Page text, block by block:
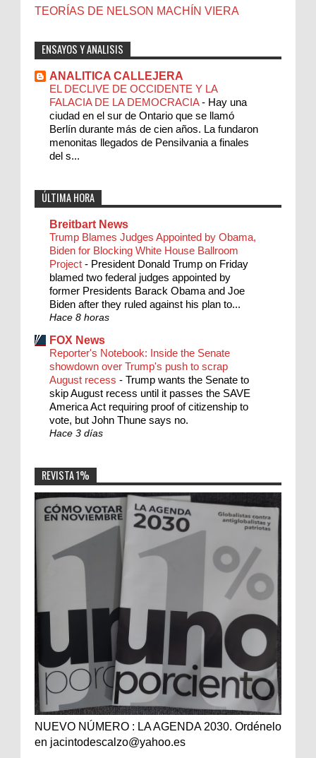
TEORÍAS DE NELSON MACHÍN VIERA
ENSAYOS Y ANALISIS
ANALITICA CALLEJERA
EL DECLIVE DE OCCIDENTE Y LA
FALACIA DE LA DEMOCRACIA- Hay una
ciudad en el sur de Ontario que se llamó
Berlín durante más de cien años. La fundaron
menonitas llegados de Pensilvania a finales
del s...
ÚLTIMA HORA
Breitbart News
Trump Blames Judges Appointed by Obama,
Biden for Blocking White House Ballroom
Project - President Donald Trump on Friday
blamed two federal judges appointed by
former Presidents Barack Obama and Joe
Biden after they ruled against his plan to...
Hace 8 horas
FOX News
Reporter's Notebook: Inside the Senate
showdown over Trump's push to scrap
August recess - Trump wants the Senate to
skip August recess until it passes the SAVE
America Act requiring proof of citizenship to
vote, but John Thune says no.
Hace 3 días
REVISTA 1%
NUEVO NÚMERO : LA AGENDA 2030. Ordénelo
en jacintodescalzo@yahoo.es